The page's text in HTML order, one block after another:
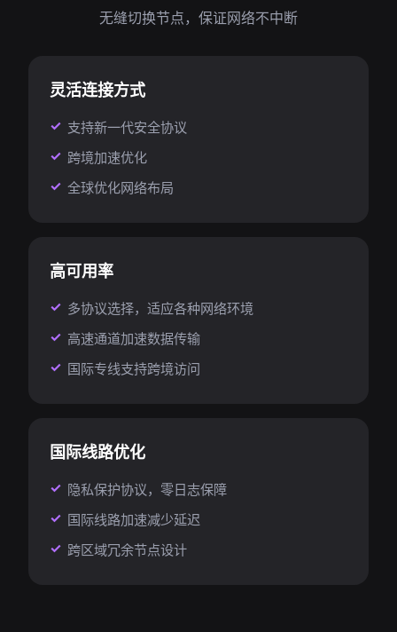
无缝切换节点，保证网络不中断
灵活连接方式
支持新一代安全协议
跨境加速优化
全球优化网络布局
高可用率
多协议选择，适应各种网络环境
高速通道加速数据传输
国际专线支持跨境访问
国际线路优化
隐私保护协议，零日志保障
国际线路加速减少延迟
跨区域冗余节点设计